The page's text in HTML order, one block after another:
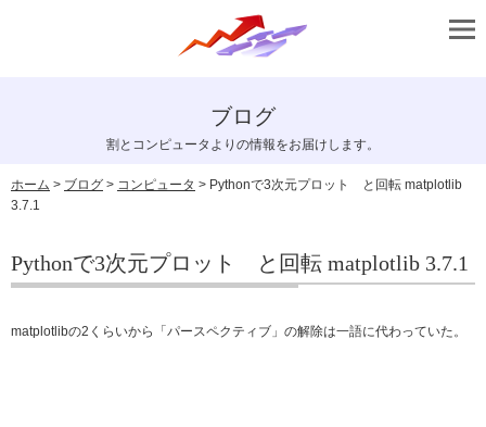
ブログ
割とコンピュータよりの情報をお届けします。
ホーム > ブログ > コンピュータ > Pythonで3次元プロット と回転 matplotlib
3.7.1
Pythonで3次元プロット と回転 matplotlib 3.7.1
matplotlibの2くらいから「パースペクティブ」の解除は一語に代わっていた。